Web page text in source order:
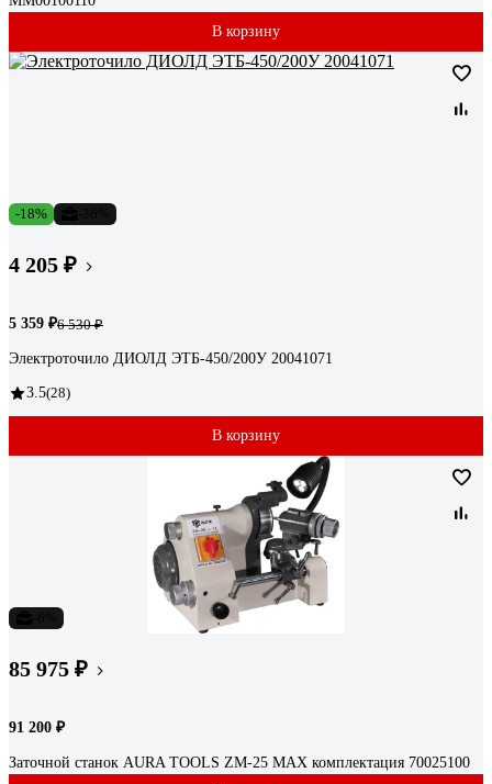
В корзину
-18%
4 205 ₽
5 359 ₽6 530 ₽
Электроточило ДИОЛД ЭТБ-450/200У 20041071
3.5(28)
В корзину
85 975 ₽
91 200 ₽
Заточной станок AURA TOOLS ZM-25 МАХ комплектация 70025100